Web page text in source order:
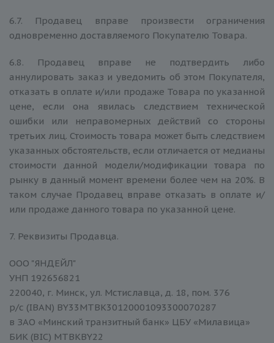
6.7. Продавец вправе произвести ограничения
одновременно доставляемого Покупателю Товара.
6.8. Продавец вправе не подтвердить либо
аннулировать заказ и уведомить об этом Покупателя,
отказать в оплате и/или продаже Товара по указанной
цене, если она явилась следствием технической
ошибки или неправомерных действий со стороны
третьих лиц. Стоимость товара может быть следствием
указанных обстоятельств, если отличается от медианы
стоимости данной модели/модификации товара по
рынку в данный момент времени более чем на 20%. В
таком случае Продавец вправе отказать в оплате и/
или продаже данного товара по указанной цене.
7. Реквизиты Продавца.
ООО "ЯНДЕЙЛ"
УНП 192656821
220040, г. Минск, ул. Мстиславца, д. 18, пом. 376
р/с (IBAN) BY33MTBK30120001093300070287
в ЗАО «Минский транзитный банк» ЦБУ «Милавица»
БИК (BIC) MTBKBY22